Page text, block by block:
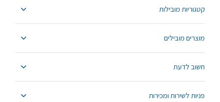
קטגוריות מובילות
מוצרים מובילים
חשוב לדעת
פניות לשירות ומכירות